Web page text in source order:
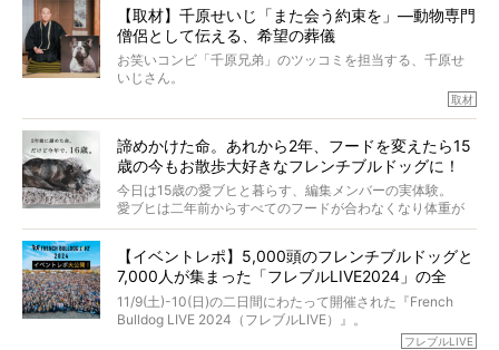
力をもつお笑い芸人「シークエンスはやとも」さんに、愛
犬の旅立ちや供養についてインタビュー。
インタビュアー兼対談相手は、大の犬好きで心霊分野の知
識にも長けているPELIさん。
「愛犬が旅立ったあと、ベッドやおもちゃはどうすればい
くれる？」
さらには、霊感がない人でも愛犬が成仏したことを知る方
法まで。
お笑い芸人だからこそ暗くなりすぎない、むしろ心がスッ
と軽くなる。
永久保存版のスペシャル対談です！
【取材】千原せいじ「また会う約束を」―動物専門
僧侶として伝える、希望の葬儀
お笑いコンビ「千原兄弟」のツッコミを担当する、千原せ
いじさん。
た。
僧侶としての名は「靖賢（せいけん）」。
当時54歳という年齢にして、なぜ動物専門僧侶という道を
選んだのか。
また、愛犬の旅立ちとどのように向き合うべきなのか。
た。
取材
諦めかけた命。あれから2年、フードを変えたら15
歳の今もお散歩大好きなフレンチブルドッグに！
今日は15歳の愛ブヒと暮らす、編集メンバーの実体験。
愛ブヒは二年前からすべてのフードが合わなくなり体重が
激減。検査をしても異常はなく「年齢のせいですね…」と言
もう諦めるしかないのかな…そんなとき、我が家に届いたの
が「THE fu-do(ザ・フード)」の試食品でした。
そして「THE fu-do(ザ・フード)」を食べつづけて二年、愛
ブヒは15歳になり、今も元気にお散歩をしています。
今回は、二年前の絶望から今までを包み隠さず、時系列で
【イベントレポ】5,000頭のフレンチブルドッグと
7,000人が集まった「フレブルLIVE2024」の全
貌！
11/9(土)-10(日)の二日間にわたって開催された『French
Bulldog LIVE 2024（フレブルLIVE）』。
今年はのべ5,000頭のフレンチブルドッグと7,000人のフレ
フレブルLIVE